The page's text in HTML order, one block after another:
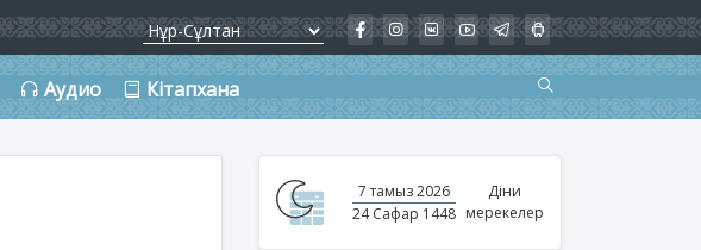
Аудио Кітапхана
7 тамыз 2026
24 Сафар 1448
Діни
мерекелер